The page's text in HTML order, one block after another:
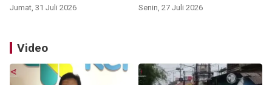
Jumat, 31 Juli 2026 Senin, 27 Juli 2026
Video